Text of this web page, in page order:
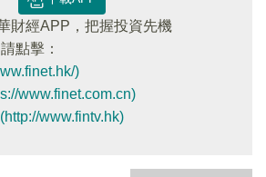
財經APP，把握投資先機
點擊：
)
www.finet.com.cn)
(http://www.fintv.hk)